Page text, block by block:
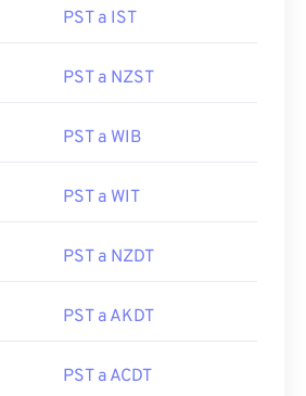
PST a IST
PST a NZST
PST a WIB
PST a WIT
PST a NZDT
PST a AKDT
PST a ACDT